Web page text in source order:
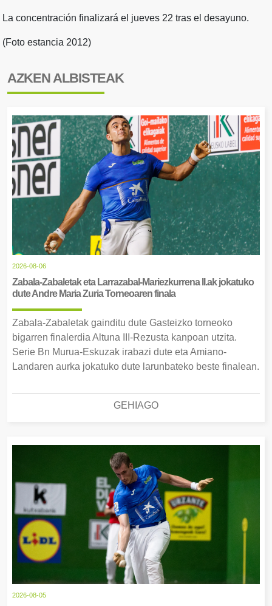
La concentración finalizará el jueves 22 tras el desayuno.
(Foto estancia 2012)
AZKEN ALBISTEAK
2026-08-06
Zabala-Zabaletak eta Larrazabal-Mariezkurrena II.ak jokatuko
dute Andre Maria Zuria Torneoaren finala
Zabala-Zabaletak gainditu dute Gasteizko torneoko
bigarren finalerdia Altuna III-Rezusta kanpoan utzita.
Serie Bn Murua-Eskuzak irabazi dute eta Amiano-
Landaren aurka jokatuko dute larunbateko beste finalean.
GEHIAGO
2026-08-05